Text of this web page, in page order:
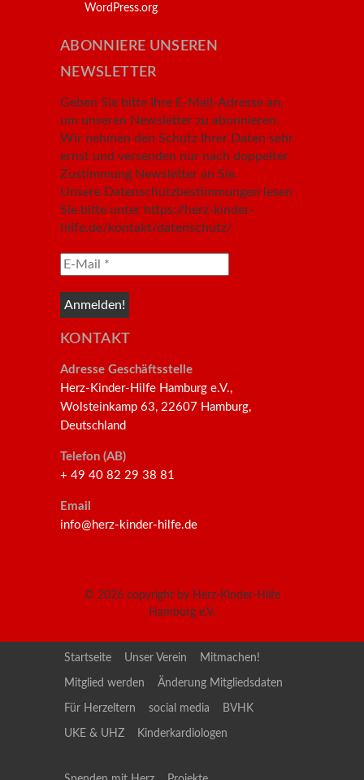
WordPress.org
ABONNIERE UNSEREN
NEWSLETTER
Geben Sie bitte Ihre E-Mail-Adresse an,
um unseren Newsletter zu abonnieren.
Wir nehmen den Schutz Ihrer Daten sehr
ernst und versenden nur nach doppelter
Zustimmung Newsletter an Sie.
Unsere Datenschutzbestimmungen lesen
Sie bitte unter https://herz-kinder-
hilfe.de/kontakt/datenschutz/
KONTAKT
Adresse Geschäftsstelle
Herz-Kinder-Hilfe Hamburg e.V.,
Wolsteinkamp 63, 22607 Hamburg,
Deutschland
Telefon (AB)
+ 49 40 82 29 38 81
Email
info@herz-kinder-hilfe.de
© 2026 copyright by Herz-Kinder-Hilfe
Hamburg e.V.
Startseite Unser Verein Mitmachen!
Mitglied werden Änderung Mitgliedsdaten
Für Herzeltern social media BVHK
UKE & UHZ Kinderkardiologen